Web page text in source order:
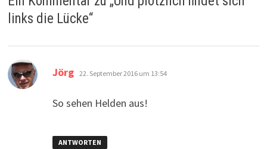
links die Lücke“
Jörg sagt:
22. September 2016 um 13:54
So sehen Helden aus!
ANTWORTEN